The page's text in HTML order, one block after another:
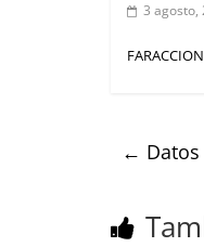
3 agosto,
←